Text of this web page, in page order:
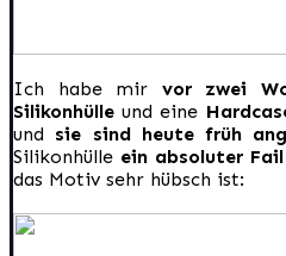
Ich habe mir vor zwei
Silikonhülleund eine
und sie sind heute früh
Silikonhülle ein absoluter Fail
das Motiv sehr hübsch ist: